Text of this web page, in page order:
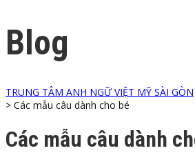
Blog
TRUNG TÂM ANH NGỮ VIỆT MỸ SÀI GÒN
> Các mẫu câu dành cho bé
Các mẫu câu dành